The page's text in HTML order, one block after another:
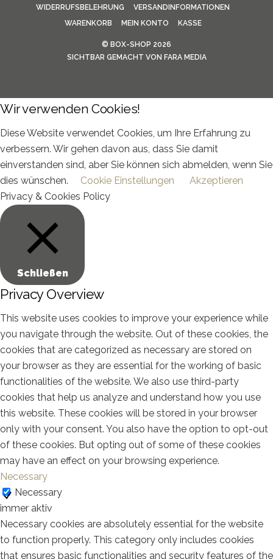
WIDERRUFSBELEHRUNG
VERSANDINFORMATIONEN
WARENKORB
MEIN KONTO KASSE
© BOX-SHOP 2026
SICHTBAR GEMACHT VON FARA MEDIA
Wir verwenden Cookies!
Diese Website verwendet Cookies, um Ihre Erfahrung zu
verbessern. Wir gehen davon aus, dass Sie damit
einverstanden sind, aber Sie können sich abmelden, wenn Sie
dies wünschen.
Cookie Einstellungen
Akzeptieren
Privacy & Cookies Policy
Schließen
Privacy Overview
This website uses cookies to improve your experience while
you navigate through the website. Out of these cookies, the
cookies that are categorized as necessary are stored on
your browser as they are essential for the working of basic
functionalities of the website. We also use third-party
cookies that help us analyze and understand how you use
this website. These cookies will be stored in your browser
only with your consent. You also have the option to opt-out
of these cookies. But opting out of some of these cookies
may have an effect on your browsing experience.
Necessary
Necessary
immer aktiv
Necessary cookies are absolutely essential for the website
to function properly. This category only includes cookies
that ensures basic functionalities and security features of the